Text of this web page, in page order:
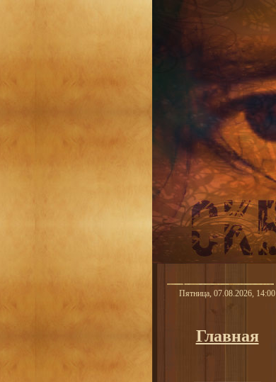
Пятница, 07.08.2026, 14:00
Главная